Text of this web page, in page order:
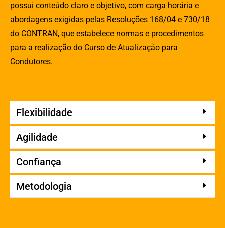
possui conteúdo claro e objetivo, com carga horária e
abordagens exigidas pelas Resoluções 168/04 e 730/18
do CONTRAN, que estabelece normas e procedimentos
para a realização do Curso de Atualização para
Condutores.
Flexibilidade
Agilidade
Confiança
Metodologia